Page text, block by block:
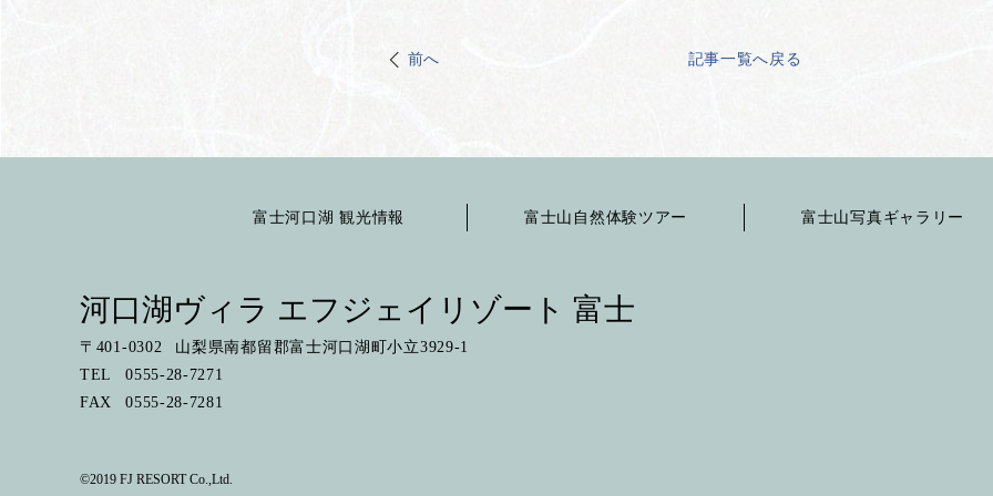
前へ 記事一覧へ戻る
富士河口湖 観光情報 富士山自然体験ツアー 富士山写真ギャラリー
河口湖ヴィラ エフジェイリゾート 富士
〒 401-0302
山梨県南都留郡富士河口湖町小立3929-1
TEL
0555-28-7271
FAX
0555-28-7281
©2019 FJ RESORT Co.,Ltd.